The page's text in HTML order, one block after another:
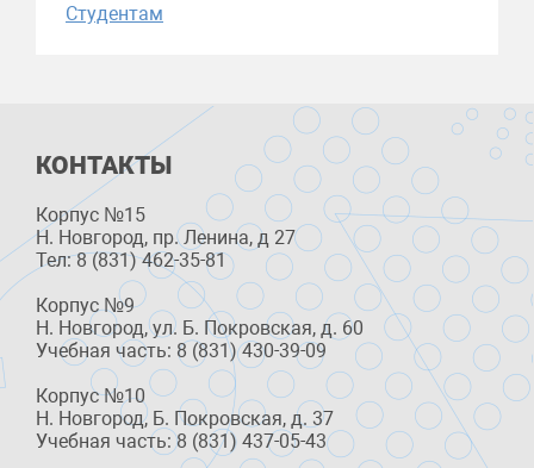
Студентам
КОНТАКТЫ
Корпус №15
Н. Новгород, пр. Ленина, д 27
Тел: 8 (831) 462-35-81
Корпус №9
Н. Новгород, ул. Б. Покровская, д. 60
Учебная часть: 8 (831) 430-39-09
Корпус №10
Н. Новгород, Б. Покровская, д. 37
Учебная часть: 8 (831) 437-05-43